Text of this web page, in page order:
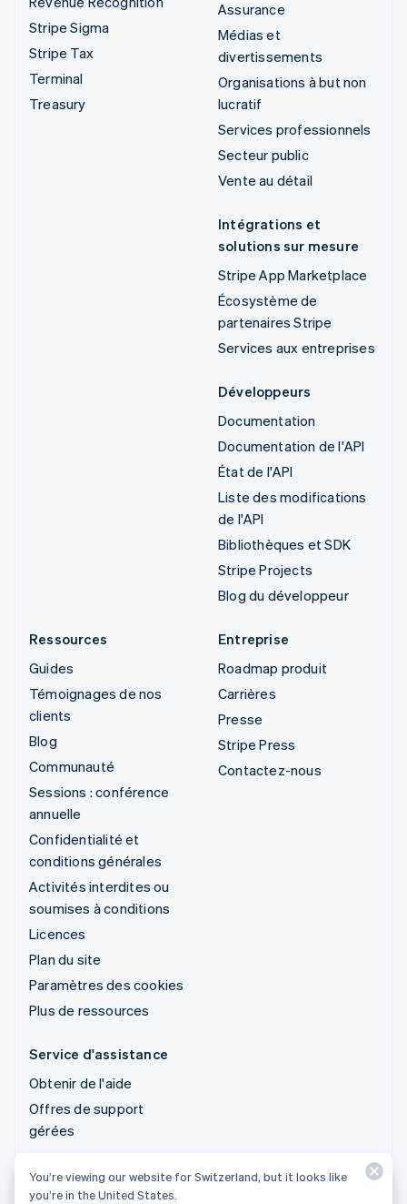
Stripe Sigma
Stripe Tax
Terminal
Treasury
Assurance
Médias et
divertissements
Organisations à but non
lucratif
Services professionnels
Secteur public
Vente au détail
Intégrations et
solutions sur mesure
Stripe App Marketplace
Écosystème de
partenaires Stripe
Services aux entreprises
Développeurs
Documentation
Documentation de l'API
État de l'API
Liste des modifications
de l'API
Bibliothèques et SDK
Stripe Projects
Blog du développeur
Ressources
Guides
Témoignages de nos
clients
Blog
Communauté
Sessions : conférence
annuelle
Confidentialité et
conditions générales
Activités interdites ou
soumises à conditions
Licences
Plan du site
Paramètres des cookies
Plus de ressources
Entreprise
Roadmap produit
Carrières
Presse
Stripe Press
Contactez-nous
Service d'assistance
Obtenir de l'aide
Offres de support
gérées
© 2026 Stripe, LLC
You’re viewing our website for Switzerland, but it looks like
you’re in the United States.